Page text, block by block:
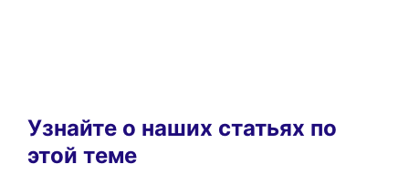
Узнайте о наших статьях по
этой теме